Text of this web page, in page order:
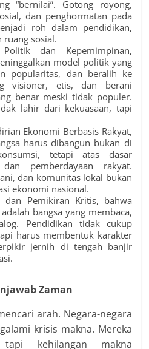
“bernilai”. Gotong royong,
dan penghormatan pada
roh dalam pendidikan,
ruang sosial.
dan Kepemimpinan,
model politik yang
popularitas, dan beralih ke
visioner, etis, dan berani
benar meski tidak populer.
lahir dari kekuasaan, tapi
Ekonomi Berbasis Rakyat,
harus dibangun bukan di
tetapi atas dasar
pemberdayaan rakyat.
dan komunitas lokal bukan
ekonomi nasional.
dan Pemikiran Kritis, bahwa
bangsa yang membaca,
Pendidikan tidak cukup
harus membentuk karakter
jernih di tengah banjir
Zaman
arah. Negara-negara
krisis makna. Mereka
kehilangan makna